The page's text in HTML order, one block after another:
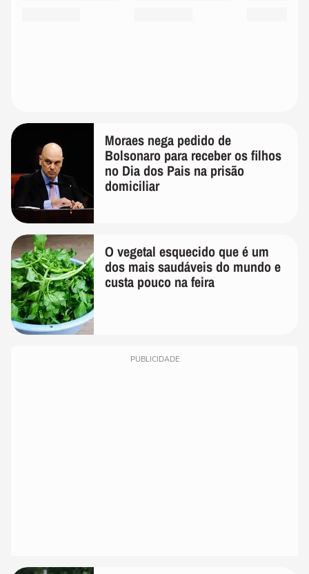
Moraes nega pedido de
Bolsonaro para receber os filhos
no Dia dos Pais na prisão
domiciliar
O vegetal esquecido que é um
dos mais saudáveis do mundo e
custa pouco na feira
PUBLICIDADE